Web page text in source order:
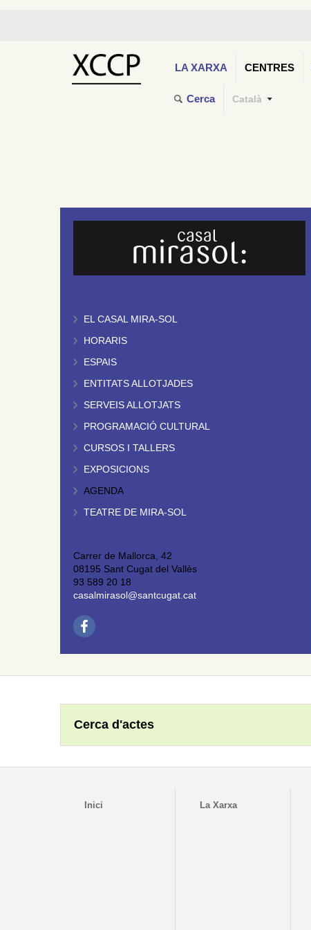
LA XARXA CENTRES
Cerca Català
EL CASAL MIRA-SOL
HORARIS
ESPAIS
ENTITATS ALLOTJADES
SERVEIS ALLOTJATS
PROGRAMACIÓ CULTURAL
CURSOS I TALLERS
EXPOSICIONS
AGENDA
TEATRE DE MIRA-SOL
Carrer de Mallorca, 42
08195 Sant Cugat del Vallès
93 589 20 18
casalmirasol@santcugat.cat
Cerca d'actes
Inici La Xarxa